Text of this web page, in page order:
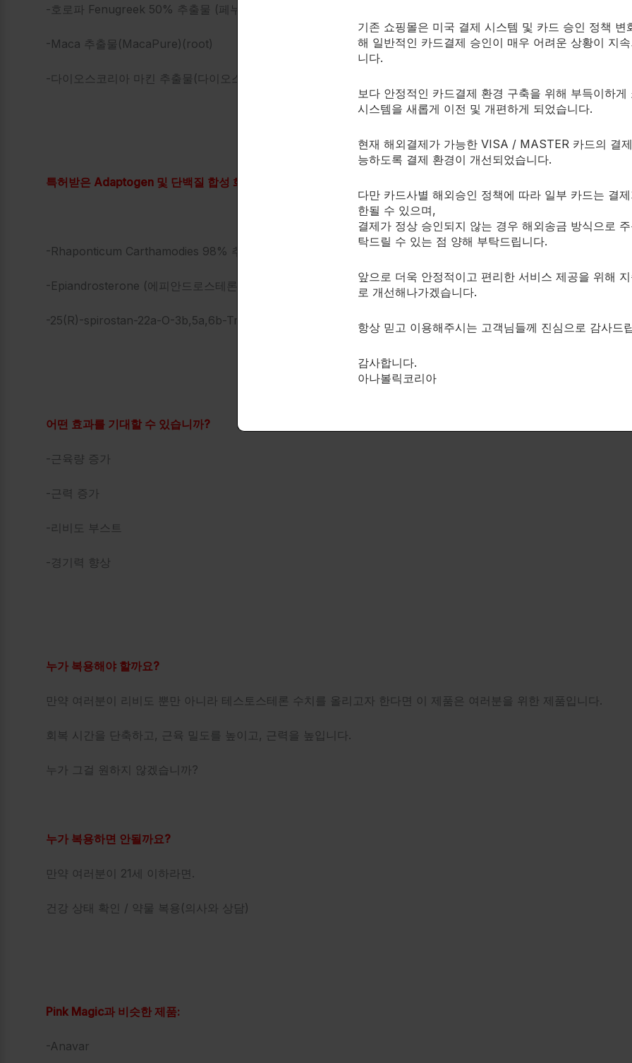
-호로파 Fenugreek 50% 추출물 (페누사이드로 표준화)
-Maca 추출물(MacaPure)(root)
-다이오스코리아 마킨 추출물(다이오스테롤로)(리좀 및 지상부)(비율 추출 표준화: 50-67:10)(식물전초 3.75-5.025g)
특허받은 Adaptogen 및 단백질 합성 화합물:
-Rhaponticum Carthamodies 98% 추출물(뿌리)
-Epiandrosterone (에피안드로스테론):
-25(R)-spirostan-22a-O-3b,5a,6b-Triol(슈퍼 락소게닌):
어떤 효과를 기대할 수 있습니까?
-근육량 증가
-근력 증가
-리비도 부스트
-경기력 향상
누가 복용해야 할까요?
만약 여러분이 리비도 뿐만 아니라 테스토스테론 수치를 올리고자 한다면 이 제품은 여러분을 위한 제품입니다.
회복 시간을 단축하고, 근육 밀도를 높이고, 근력을 높입니다.
누가 그걸 원하지 않겠습니까?
누가 복용하면 안될까요?
만약 여러분이 21세 이하라면.
건강 상태 확인 / 약물 복용(의사와 상담)
Pink Magic과 비슷한 제품:
-Anavar
기존 쇼핑몰은 미국 결제 시스템 및 카드 승인 정책 변
해 일반적인 카드결제 승인이 매우 어려운 상황이 지
니다.
보다 안정적인 카드결제 환경 구축을 위해 부득이하게
시스템을 새롭게 이전 및 개편하게 되었습니다.
현재 해외결제가 가능한 VISA / MASTER 카드의 결
능하도록 결제 환경이 개선되었습니다.
다만 카드사별 해외승인 정책에 따라 일부 카드는 결
한될 수 있으며,
결제가 정상 승인되지 않는 경우 해외송금 방식으로
탁드릴 수 있는 점 양해 부탁드립니다.
앞으로 더욱 안정적이고 편리한 서비스 제공을 위해
로 개선해나가겠습니다.
항상 믿고 이용해주시는 고객님들께 진심으로 감사드
감사합니다.
아나볼릭코리아